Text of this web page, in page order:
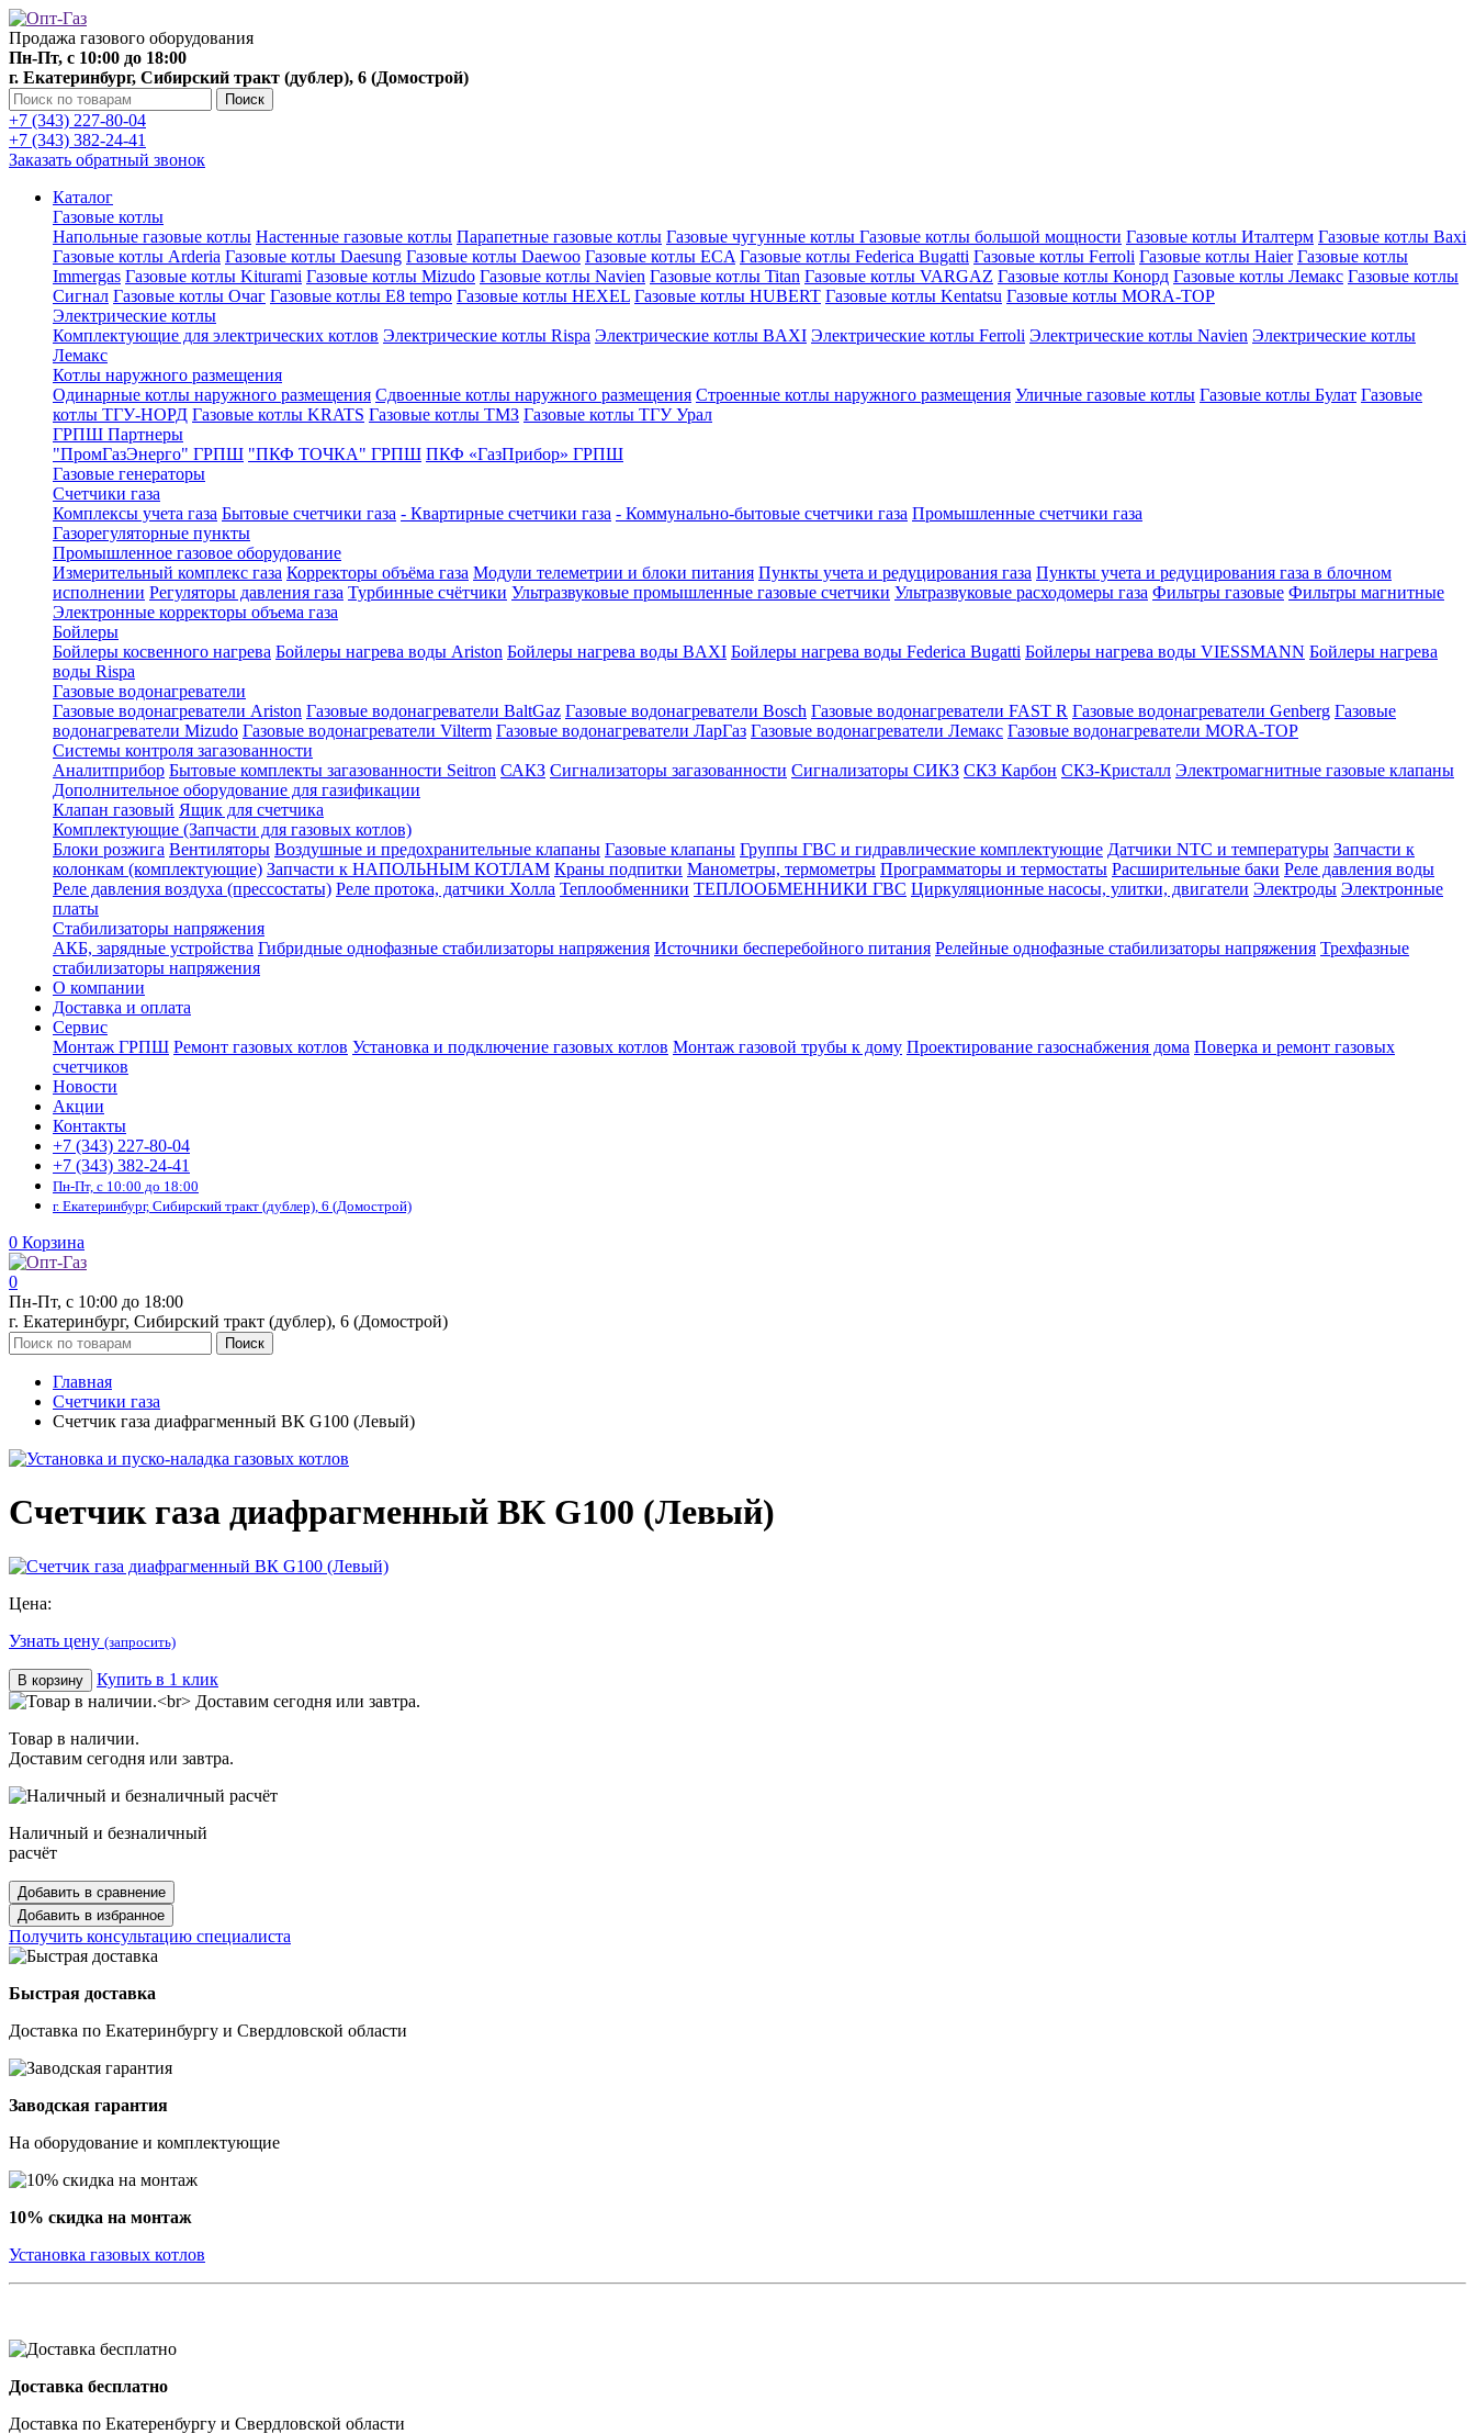
Продажа газового оборудования
Пн-Пт, с 10:00 до 18:00
г. Екатеринбург, Сибирский тракт (дублер), 6 (Домострой)
Поиск
+7 (343) 227-80-04
+7 (343) 382-24-41
Заказать обратный звонок
Каталог
Газовые котлы
Напольные газовые котлы Настенные газовые котлы Парапетные газовые котлы Газовые чугунные котлы Газовые котлы большой мощности Газовые котлы Италтерм Газовые котлы Baxi
Газовые котлы Arderia Газовые котлы Daesung Газовые котлы Daewoo Газовые котлы ECA Газовые котлы Federica Bugatti Газовые котлы Ferroli Газовые котлы Haier Газовые котлы
Immergas Газовые котлы Kiturami Газовые котлы Mizudo Газовые котлы Navien Газовые котлы Titan Газовые котлы VARGAZ Газовые котлы Конорд Газовые котлы Лемакс Газовые котлы
Сигнал Газовые котлы Очаг Газовые котлы E8 tempo Газовые котлы HEXEL Газовые котлы HUBERT Газовые котлы Kentatsu Газовые котлы MORA-TOP
Электрические котлы
Комплектующие для электрических котлов Электрические котлы Rispa Электрические котлы BAXI Электрические котлы Ferroli Электрические котлы Navien Электрические котлы
Лемакс
Котлы наружного размещения
Одинарные котлы наружного размещения Сдвоенные котлы наружного размещения Строенные котлы наружного размещения Уличные газовые котлы Газовые котлы Булат Газовые
котлы ТГУ-НОРД Газовые котлы KRATS Газовые котлы ТМЗ Газовые котлы ТГУ Урал
ГРПШ Партнеры
"ПромГазЭнерго" ГРПШ "ПКФ ТОЧКА" ГРПШ ПКФ «ГазПрибор» ГРПШ
Газовые генераторы
Счетчики газа
Комплексы учета газа Бытовые счетчики газа - Квартирные счетчики газа - Коммунально-бытовые счетчики газа Промышленные счетчики газа
Газорегуляторные пункты
Промышленное газовое оборудование
Измерительный комплекс газа Корректоры объёма газа Модули телеметрии и блоки питания Пункты учета и редуцирования газа Пункты учета и редуцирования газа в блочном
исполнении Регуляторы давления газа Турбинные счётчики Ультразвуковые промышленные газовые счетчики Ультразвуковые расходомеры газа Фильтры газовые Фильтры магнитные
Электронные корректоры объема газа
Бойлеры
Бойлеры косвенного нагрева Бойлеры нагрева воды Ariston Бойлеры нагрева воды BAXI Бойлеры нагрева воды Federica Bugatti Бойлеры нагрева воды VIESSMANN Бойлеры нагрева
воды Rispa
Газовые водонагреватели
Газовые водонагреватели Ariston Газовые водонагреватели BaltGaz Газовые водонагреватели Bosch Газовые водонагреватели FAST R Газовые водонагреватели Genberg Газовые
водонагреватели Mizudo Газовые водонагреватели Vilterm Газовые водонагреватели ЛарГаз Газовые водонагреватели Лемакс Газовые водонагреватели MORA-TOP
Системы контроля загазованности
Аналитприбор Бытовые комплекты загазованности Seitron САКЗ Сигнализаторы загазованности Сигнализаторы СИКЗ СКЗ Карбон СКЗ-Кристалл Электромагнитные газовые клапаны
Дополнительное оборудование для газификации
Клапан газовый Ящик для счетчика
Комплектующие (Запчасти для газовых котлов)
Блоки розжига Вентиляторы Воздушные и предохранительные клапаны Газовые клапаны Группы ГВС и гидравлические комплектующие Датчики NTC и температуры Запчасти к
колонкам (комплектующие) Запчасти к НАПОЛЬНЫМ КОТЛАМ Краны подпитки Манометры, термометры Программаторы и термостаты Расширительные баки Реле давления воды
Реле давления воздуха (прессостаты) Реле протока, датчики Холла Теплообменники ТЕПЛООБМЕННИКИ ГВС Циркуляционные насосы, улитки, двигатели Электроды Электронные
платы
Стабилизаторы напряжения
АКБ, зарядные устройства Гибридные однофазные стабилизаторы напряжения Источники бесперебойного питания Релейные однофазные стабилизаторы напряжения Трехфазные
стабилизаторы напряжения
О компании
Доставка и оплата
Сервис
Монтаж ГРПШ Ремонт газовых котлов Установка и подключение газовых котлов Монтаж газовой трубы к дому Проектирование газоснабжения дома Поверка и ремонт газовых
счетчиков
Новости
Акции
Контакты
+7 (343) 227-80-04
+7 (343) 382-24-41
Пн-Пт, с 10:00 до 18:00
г. Екатеринбург, Сибирский тракт (дублер), 6 (Домострой)
0 Корзина
0
Пн-Пт, с 10:00 до 18:00
г. Екатеринбург, Сибирский тракт (дублер), 6 (Домострой)
Поиск
Главная
Счетчики газа
Счетчик газа диафрагменный ВК G100 (Левый)
Счетчик газа диафрагменный ВК G100 (Левый)
Цена:
Узнать цену (запросить)
В корзину Купить в 1 клик
Товар в наличии.
Доставим сегодня или завтра.
Наличный и безналичный
расчёт
Добавить в сравнение
Добавить в избранное
Получить консультацию специалиста
Быстрая доставка
Доставка по Екатеринбургу и Свердловской области
Заводская гарантия
На оборудование и комплектующие
10% скидка на монтаж
Установка газовых котлов
Доставка бесплатно
Доставка по Екатеренбургу и Свердловской области